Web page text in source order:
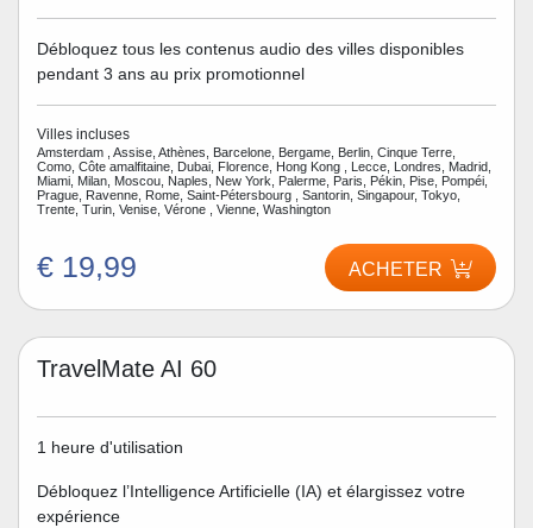
Débloquez tous les contenus audio des villes disponibles
pendant 3 ans au prix promotionnel
Villes incluses
Amsterdam , Assise, Athènes, Barcelone, Bergame, Berlin, Cinque Terre,
Como, Côte amalfitaine, Dubai, Florence, Hong Kong , Lecce, Londres, Madrid,
Miami, Milan, Moscou, Naples, New York, Palerme, Paris, Pékin, Pise, Pompéi,
Prague, Ravenne, Rome, Saint-Pétersbourg , Santorin, Singapour, Tokyo,
Trente, Turin, Venise, Vérone , Vienne, Washington
€ 19,99 ACHETER
TravelMate AI 60
1 heure d'utilisation
Débloquez l’Intelligence Artificielle (IA) et élargissez votre
expérience